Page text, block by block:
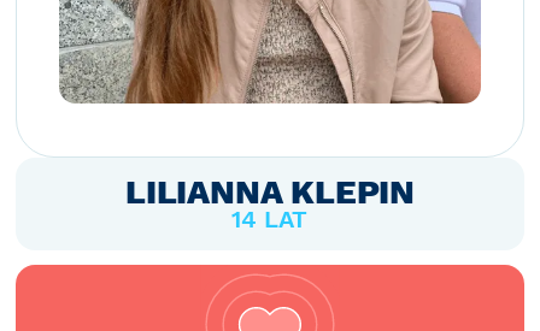
LILIANNA KLEPIN
14 LAT